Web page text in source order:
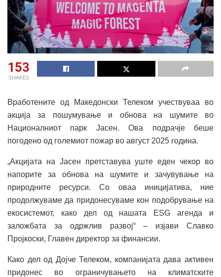
153
SHARES
Вработените од Македонски Телеком учествуваа во
акција за пошумување и обнова на шумите во
Националниот парк Јасен. Ова подрачје беше
погодено од големиот пожар во август 2025 година.
„Акцијата на Јасен претставува уште еден чекор во
напорите за обнова на шумите и зачувување на
природните ресурси. Со оваа иницијатива, ние
продолжуваме да придонесуваме кон подобрување на
екосистемот, како дел од нашата ESG агенда и
заложбата за одржлив развој“ – изјави Славко
Пројкоски, Главен директор за финансии.
Како дел од Дојче Телеком, компанијата дава активен
придонес во ограничувањето на климатските